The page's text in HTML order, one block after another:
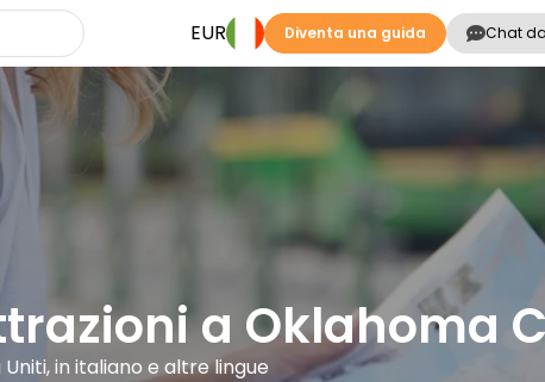
EUR Diventa una guida Chat
a Oklahoma
in italiano e altre lingue